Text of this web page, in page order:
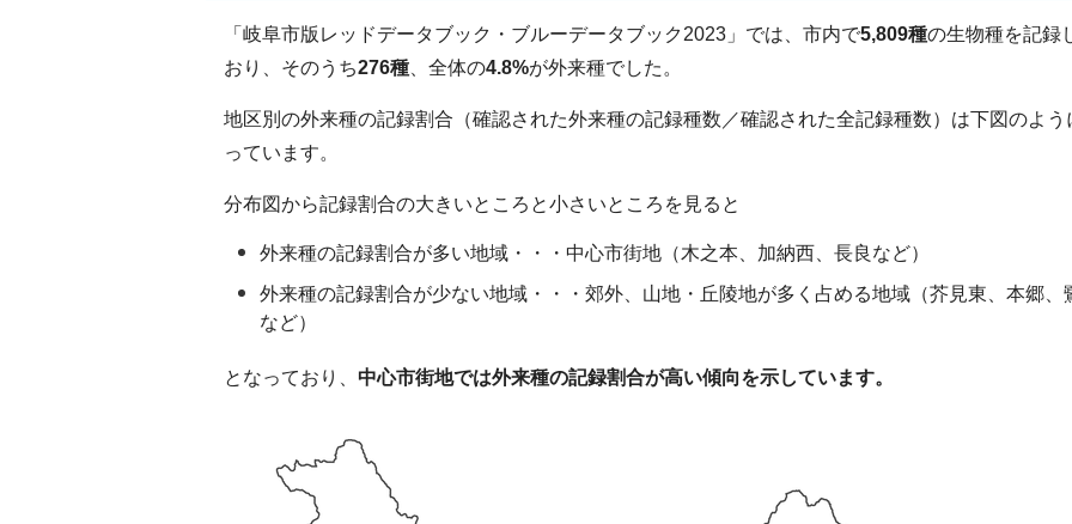
「岐阜市版レッドデータブック・ブルーデータブック2023」では、市内で5,809種の生物種を記録
おり、そのうち276種 、全体の4.8%が外来種でした。
地区別の外来種の記録割合（確認された外来種の記録種数／確認された全記録種数）は下図のよう
っています。
分布図から記録割合の大きいところと小さいところを見ると
外来種の記録割合が多い地域・・・中心市街地（木之本、加納西、長良など）
外来種の記録割合が少ない地域・・・郊外、山地・丘陵地が多く占める地域（芥見東、本郷、
など）
となっており、 中心市街地では外来種の記録割合が高い傾向を示しています。